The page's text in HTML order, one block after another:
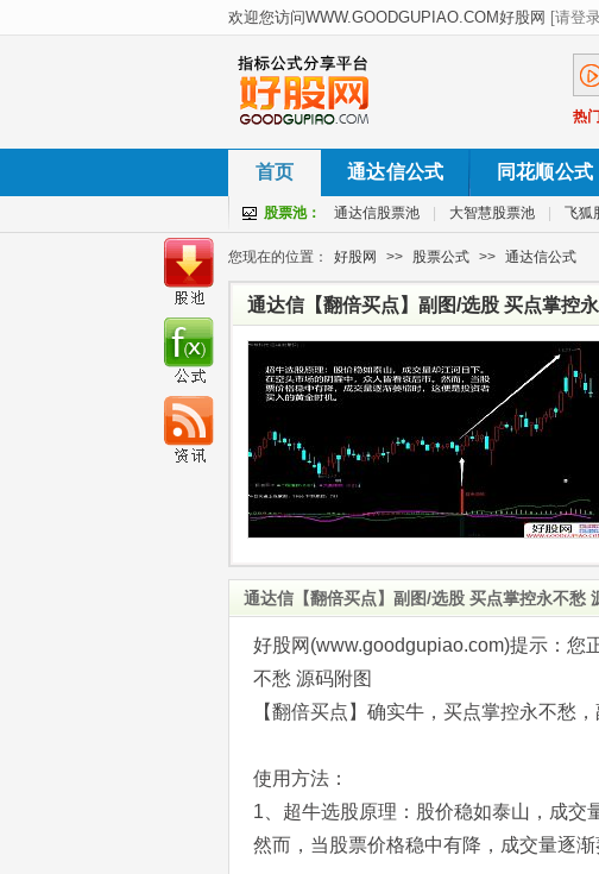
热
首页 通达信公式 同花顺公式
股票池： 通达信股票池 大智慧股票池 飞狐
您现在的位置： 好股网 >> 股票公式 >> 通达信公式
通达信【翻倍买点】副图/选股 买点掌控
通达信【翻倍买点】副图/选股 买点掌控永不愁
好股网(www.goodgupiao.com)提示：您
不愁 源码附图
【翻倍买点】确实牛，买点掌控永不愁
使用方法：
1、超牛选股原理：股价稳如泰山，成交
然而，当股票价格稳中有降，成交量逐